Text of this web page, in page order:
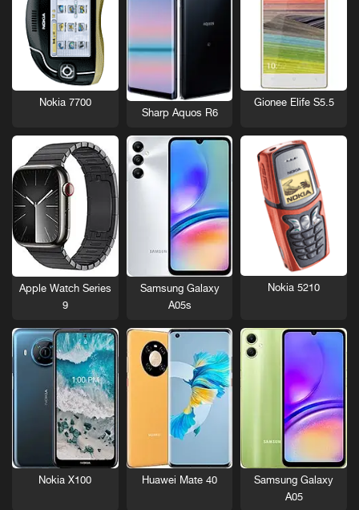
Gionee Elife S5.5
Sharp Aquos R6
Nokia 7700
Nokia 5210
Samsung Galaxy
A05s
Apple Watch Series
9
Samsung Galaxy
A05
Huawei Mate 40
Nokia X100